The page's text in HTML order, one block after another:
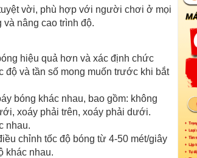
vời, phù hợp với người chơi ở mọi
nâng cao trình độ.
hiệu quả hơn và xác định chức
và tần số mong muốn trước khi bắt
bóng khác nhau, bao gồm: không
xoáy phải trên, xoáy phải dưới.
nhau.
chỉnh tốc độ bóng từ 4-50 mét/giây
khác nhau.